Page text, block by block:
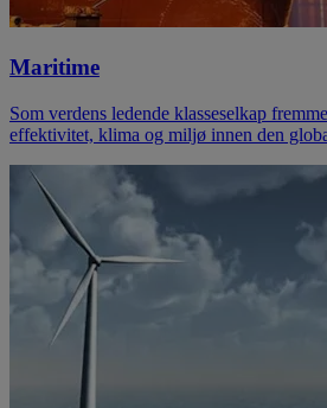
Maritime
Som verdens ledende klasseselkap
effektivitet, klima og miljø innen den